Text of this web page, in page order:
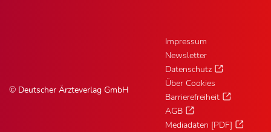
© Deutscher Ärzteverlag GmbH
Impressum
Newsletter
Datenschutz
Über Cookies
Barrierefreiheit
AGB
Mediadaten [PDF]